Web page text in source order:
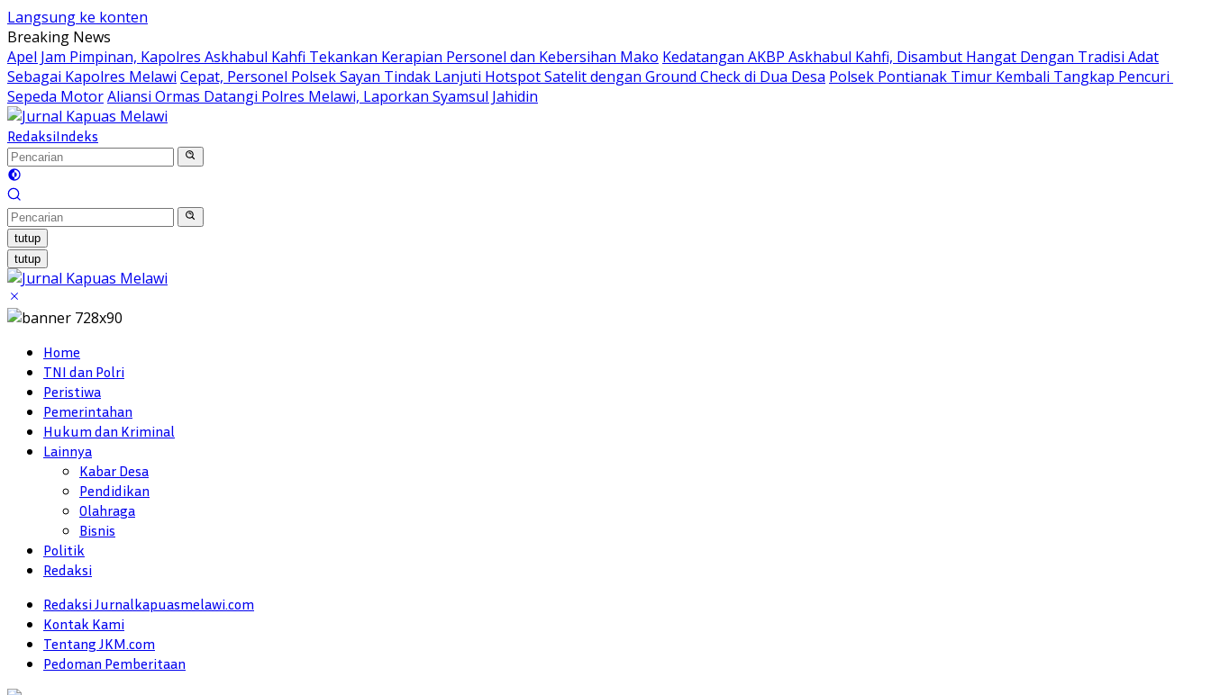
Langsung ke konten
Breaking News
Apel Jam Pimpinan, Kapolres Askhabul Kahfi Tekankan Kerapian Personel dan Kebersihan Mako Kedatangan AKBP Askhabul Kahfi, Disambut Hangat Dengan Tradisi Adat
Sebagai Kapolres Melawi Cepat, Personel Polsek Sayan Tindak Lanjuti Hotspot Satelit dengan Ground Check di Dua Desa Polsek Pontianak Timur Kembali Tangkap Pencuri
Sepeda MotorAliansi Ormas Datangi Polres Melawi, Laporkan Syamsul Jahidin
RedaksiIndeks
tutup
tutup
Home
TNI dan Polri
Peristiwa
Pemerintahan
Hukum dan Kriminal
Lainnya
Kabar Desa
Pendidikan
Olahraga
Bisnis
Politik
Redaksi
Redaksi Jurnalkapuasmelawi.com
Kontak Kami
Tentang JKM.com
Pedoman Pemberitaan